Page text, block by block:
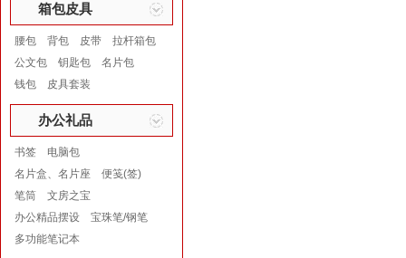
箱包皮具
腰包 背包 皮带
拉杆箱包
公文包
钥匙包
名片包
钱包
皮具套装
办公礼品
书签
电脑包
名片盒、名片座
便笺(签)
笔筒
文房之宝
办公精品摆设
宝珠笔/钢笔
多功能笔记本